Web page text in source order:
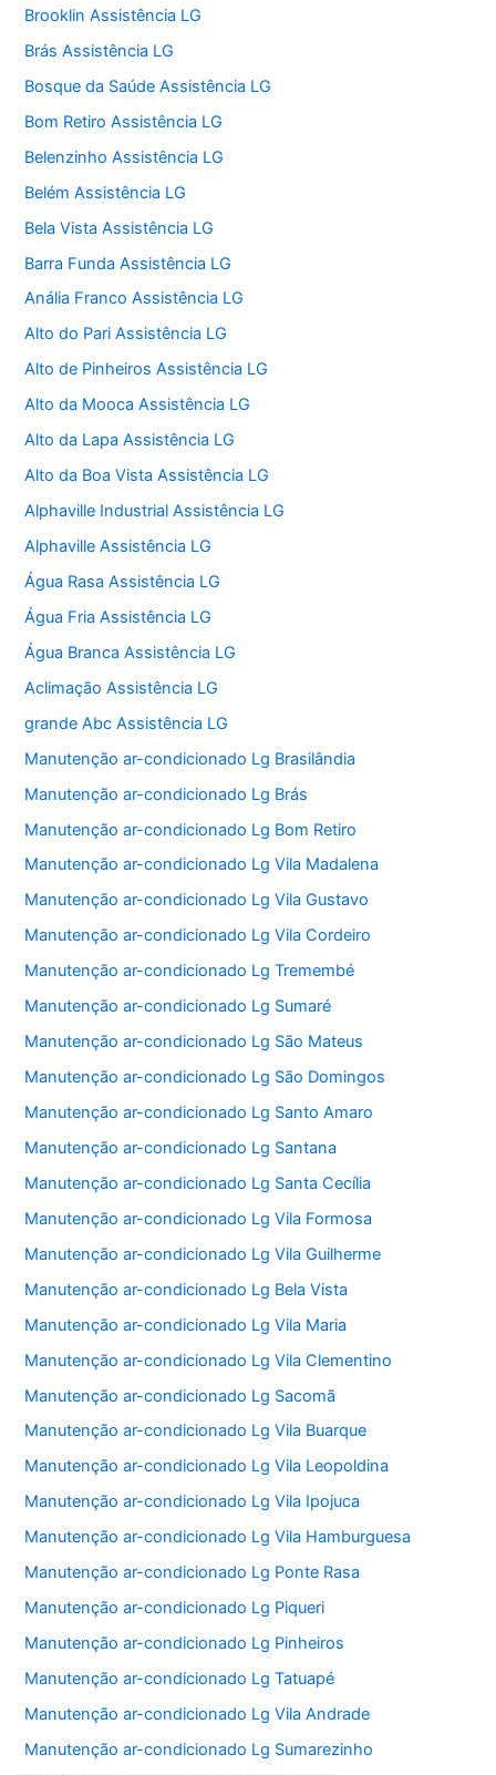
Brooklin Assistência LG
Brás Assistência LG
Bosque da Saúde Assistência LG
Bom Retiro Assistência LG
Belenzinho Assistência LG
Belém Assistência LG
Bela Vista Assistência LG
Barra Funda Assistência LG
Anália Franco Assistência LG
Alto do Pari Assistência LG
Alto de Pinheiros Assistência LG
Alto da Mooca Assistência LG
Alto da Lapa Assistência LG
Alto da Boa Vista Assistência LG
Alphaville Industrial Assistência LG
Alphaville Assistência LG
Água Rasa Assistência LG
Água Fria Assistência LG
Água Branca Assistência LG
Aclimação Assistência LG
grande Abc Assistência LG
Manutenção ar-condicionado Lg Brasilândia
Manutenção ar-condicionado Lg Brás
Manutenção ar-condicionado Lg Bom Retiro
Manutenção ar-condicionado Lg Vila Madalena
Manutenção ar-condicionado Lg Vila Gustavo
Manutenção ar-condicionado Lg Vila Cordeiro
Manutenção ar-condicionado Lg Tremembé
Manutenção ar-condicionado Lg Sumaré
Manutenção ar-condicionado Lg São Mateus
Manutenção ar-condicionado Lg São Domingos
Manutenção ar-condicionado Lg Santo Amaro
Manutenção ar-condicionado Lg Santana
Manutenção ar-condicionado Lg Santa Cecília
Manutenção ar-condicionado Lg Vila Formosa
Manutenção ar-condicionado Lg Vila Guilherme
Manutenção ar-condicionado Lg Bela Vista
Manutenção ar-condicionado Lg Vila Maria
Manutenção ar-condicionado Lg Vila Clementino
Manutenção ar-condicionado Lg Sacomã
Manutenção ar-condicionado Lg Vila Buarque
Manutenção ar-condicionado Lg Vila Leopoldina
Manutenção ar-condicionado Lg Vila Ipojuca
Manutenção ar-condicionado Lg Vila Hamburguesa
Manutenção ar-condicionado Lg Ponte Rasa
Manutenção ar-condicionado Lg Piqueri
Manutenção ar-condicionado Lg Pinheiros
Manutenção ar-condicionado Lg Tatuapé
Manutenção ar-condicionado Lg Vila Andrade
Manutenção ar-condicionado Lg Sumarezinho